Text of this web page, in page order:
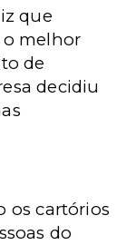
que
o melhor
de
decidiu
os cartórios
do